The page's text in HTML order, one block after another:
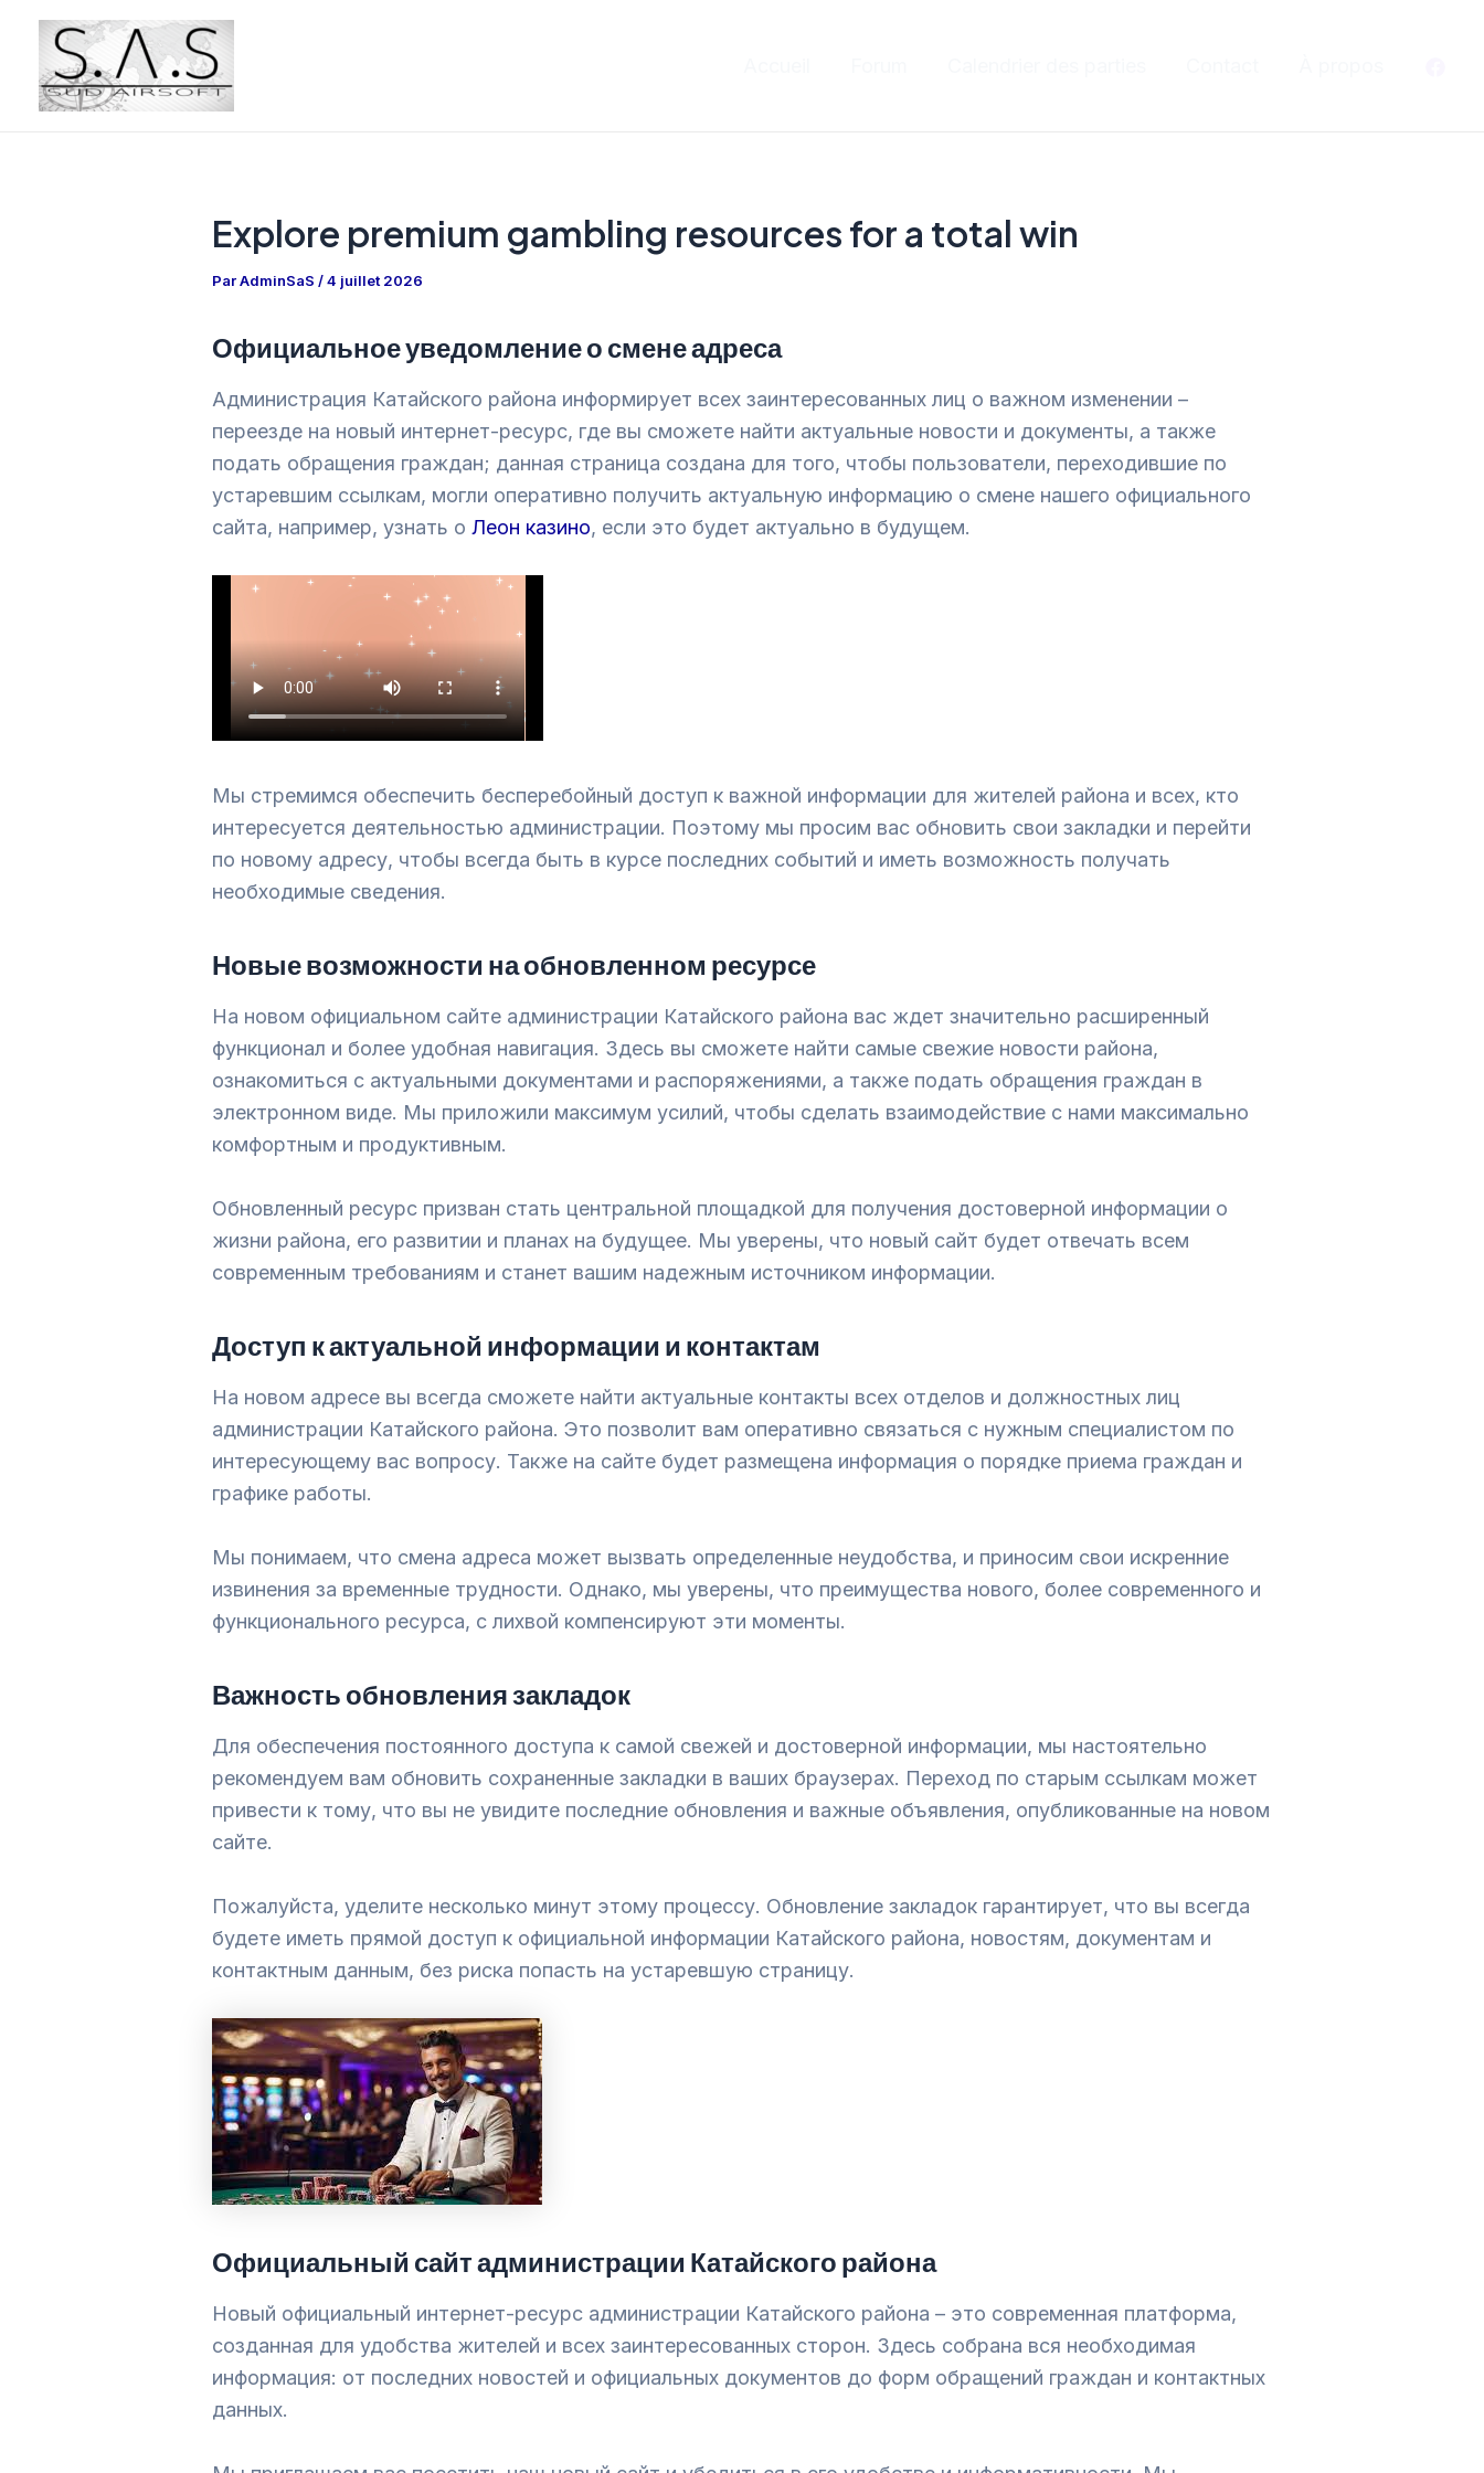
Aller
contenu
Explore premium gambling resources for a total win
ParAdminSaS /4 juillet 2026
Официальное уведомление о смене адреса
Администрация Катайского района информирует всех заинтересованных лиц о важном изменении –
переезде на новый интернет-ресурс, где вы сможете найти актуальные новости и документы, а также
подать обращения граждан; данная страница создана для того, чтобы пользователи, переходившие по
устаревшим ссылкам, могли оперативно получить актуальную информацию о смене нашего официального
сайта, например, узнать о Леон казино, если это будет актуально в будущем.
Мы стремимся обеспечить бесперебойный доступ к важной информации для жителей района и всех, кто
интересуется деятельностью администрации. Поэтому мы просим вас обновить свои закладки и перейти
по новому адресу, чтобы всегда быть в курсе последних событий и иметь возможность получать
необходимые сведения.
Новые возможности на обновленном ресурсе
На новом официальном сайте администрации Катайского района вас ждет значительно расширенный
функционал и более удобная навигация. Здесь вы сможете найти самые свежие новости района,
ознакомиться с актуальными документами и распоряжениями, а также подать обращения граждан в
электронном виде. Мы приложили максимум усилий, чтобы сделать взаимодействие с нами максимально
комфортным и продуктивным.
Обновленный ресурс призван стать центральной площадкой для получения достоверной информации о
жизни района, его развитии и планах на будущее. Мы уверены, что новый сайт будет отвечать всем
современным требованиям и станет вашим надежным источником информации.
Доступ к актуальной информации и контактам
На новом адресе вы всегда сможете найти актуальные контакты всех отделов и должностных лиц
администрации Катайского района. Это позволит вам оперативно связаться с нужным специалистом по
интересующему вас вопросу. Также на сайте будет размещена информация о порядке приема граждан и
графике работы.
Мы понимаем, что смена адреса может вызвать определенные неудобства, и приносим свои искренние
извинения за временные трудности. Однако, мы уверены, что преимущества нового, более современного и
функционального ресурса, с лихвой компенсируют эти моменты.
Важность обновления закладок
Для обеспечения постоянного доступа к самой свежей и достоверной информации, мы настоятельно
рекомендуем вам обновить сохраненные закладки в ваших браузерах. Переход по старым ссылкам может
привести к тому, что вы не увидите последние обновления и важные объявления, опубликованные на новом
сайте.
Пожалуйста, уделите несколько минут этому процессу. Обновление закладок гарантирует, что вы всегда
будете иметь прямой доступ к официальной информации Катайского района, новостям, документам и
контактным данным, без риска попасть на устаревшую страницу.
Официальный сайт администрации Катайского района
Новый официальный интернет-ресурс администрации Катайского района – это современная платформа,
созданная для удобства жителей и всех заинтересованных сторон. Здесь собрана вся необходимая
информация: от последних новостей и официальных документов до форм обращений граждан и контактных
данных.
Navigation
articles